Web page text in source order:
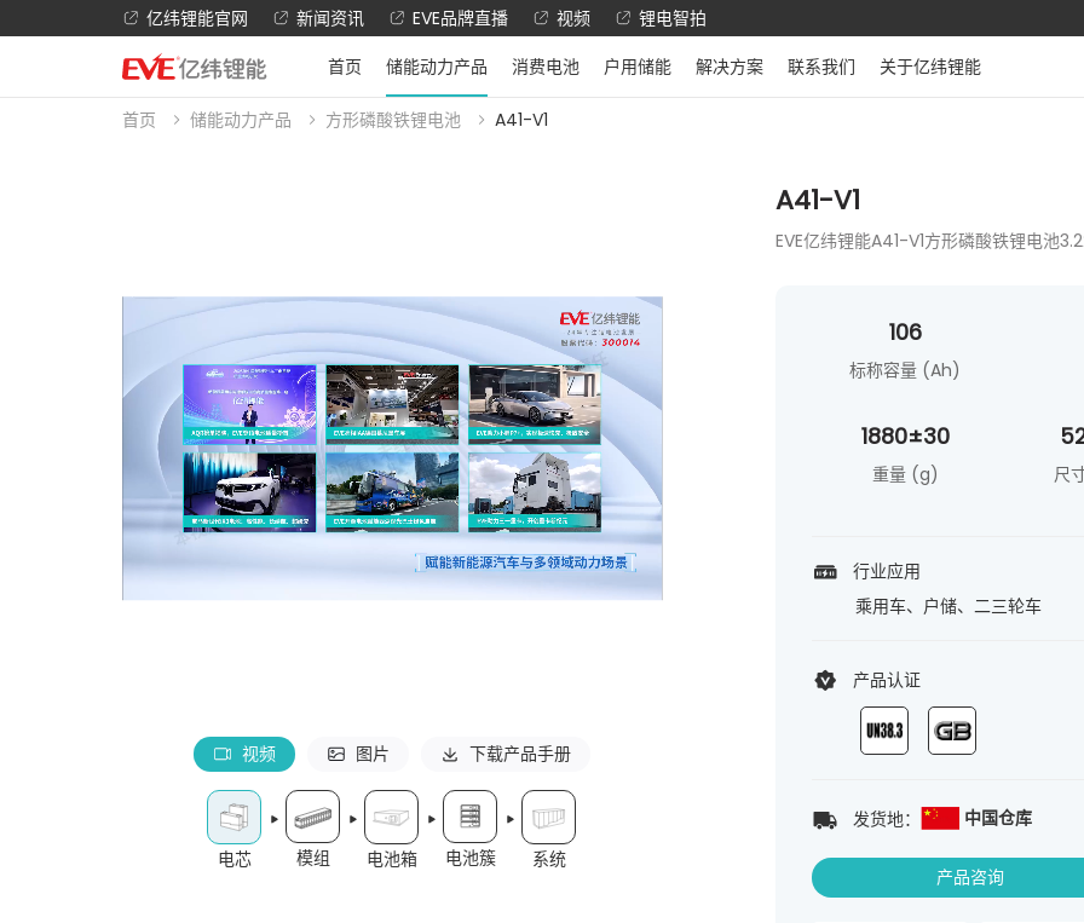
亿纬锂能官网 新闻资讯 EVE品牌直播 视频
锂电智拍
首页
储能动力产品 消费电池 户用储能 解决方案 联系我们 关于亿纬锂能
首页 储能动力产品 方形磷酸铁锂电池 A41-V1
视频 图片 下载产品手册
电芯 模组 电池箱 电池簇 系统
A41-V1
EVE亿纬锂能A41-V1方形磷酸铁锂电池
106
标称容量 (Ah)
1880±30
重量 (g) 尺
行业应用
乘用车、户储、二三轮车
产品认证
发货地： 中国仓库
产品咨询